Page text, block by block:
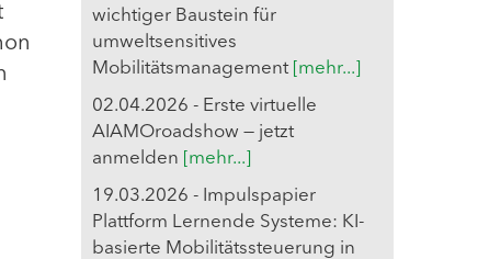
wichtiger Baustein für
umweltsensitives
Mobilitätsmanagement [mehr...]
02.04.2026 - Erste virtuelle
AIAMOroadshow — jetzt
anmelden
[mehr...]
19.03.2026 - Impulspapier
Plattform Lernende Systeme: KI-
basierte Mobilitätssteuerung in